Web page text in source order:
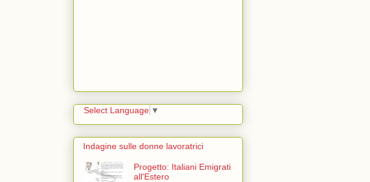
Select Language ▼
Indagine sulle donne lavoratrici
Progetto: Italiani Emigrati
all'Estero